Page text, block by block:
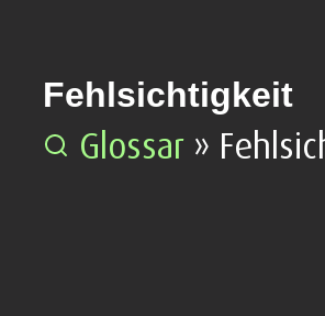
Fehlsichtigkeit
Glossar »